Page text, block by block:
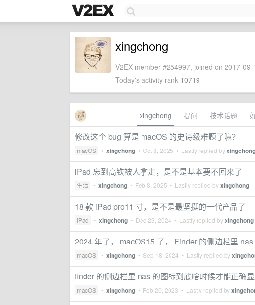
xingchong
V2EX member #254997, joined on 2017-
Today's activity rank 10719
xingchong 提问 技术话题
修改这个 bug 算是 macOS 的史诗级难题了嘛？
macOS • xingchong • Oct 8, 2025 • Lastly replied byxingchong
iPad 忘到高铁被人拿走，是不是基本要不回来了
生活 • xingchong • Feb 8, 2025 • Lastly replied byxingchong
18 款 iPad pro11 寸，是不是最坚挺的一代产品了
iPad • xingchong • Dec 23, 2024 • Lastly replied byxingchong
2024 年了， macOS15 了， Finder 的侧边栏里
macOS • xingchong • Sep 18, 2024 • Lastly replied by
finder 的侧边栏里 nas 的图标到底啥时候才能正确
macOS • xingchong • Feb 20, 2023 • Lastly replied by